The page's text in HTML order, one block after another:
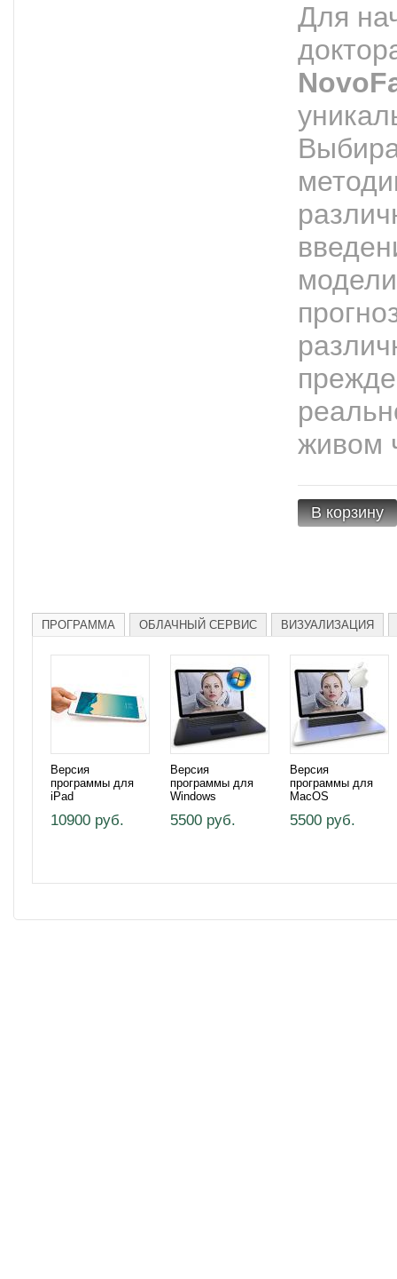
Для
живом
В корзину
ПРОГРАММА ОБЛАЧНЫЙ СЕРВИС ВИЗУАЛИЗАЦИЯ
Версия
программы для
iPad
10900 руб.
Версия
программы для
Windows
5500 руб.
Версия
программы для
MacOS
5500 руб.